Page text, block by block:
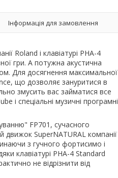
Інформація для замовлення
Roland і клавіатурі PHA-4
гри. А потужна акустична
Для досягнення максимальної
що дозволяє зануритися в
змусить вас займатися все
і спеціальні музичні програмні
FP701, сучасного
движок SuperNATURAL компанії
з гучного фортисимо і
клавіатурі PHA-4 Standard
не відрізнити від